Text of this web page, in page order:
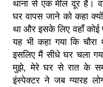
थाना से एक मील दूर है।
घर वापस जाने को कहा
था और इसके लिए वहाँ
यह भी कहा गया कि
इसलिए मैं सीधे घर चला
मुझे, मेरे घर से रात के
इंस्पेक्टर ने जब ग्यारह